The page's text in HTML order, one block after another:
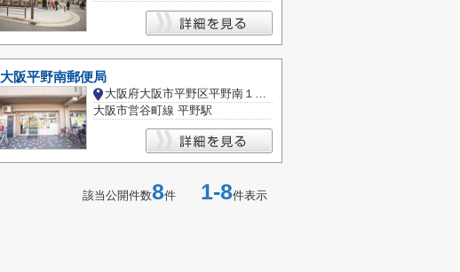
大阪平野南郵便局
大阪府大阪市平野区平野南１丁目
大阪市営谷町線 平野駅
該当公開件数8件 1-8件表示